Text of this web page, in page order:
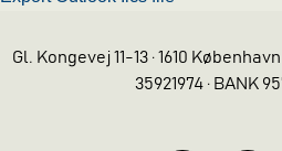
Gl. Kongevej 11-13 · 1610
35921974 · BANK